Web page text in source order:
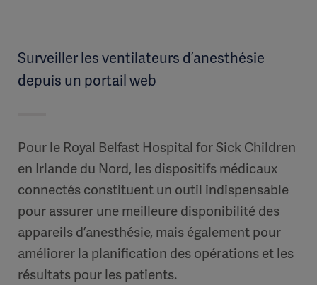
Surveiller les ventilateurs d’anesthésie
depuis un portail web
Pour le Royal Belfast Hospital for Sick Children
en Irlande du Nord, les dispositifs médicaux
connectés constituent un outil indispensable
pour assurer une meilleure disponibilité des
appareils d’anesthésie, mais également pour
améliorer la planification des opérations et les
résultats pour les patients.